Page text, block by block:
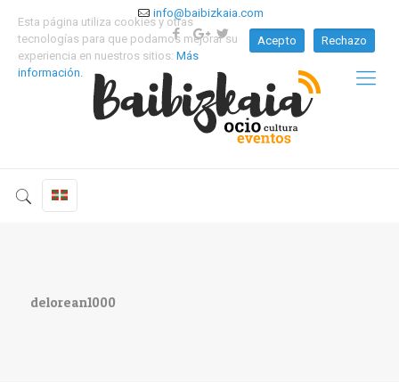
info@baibizkaia.com
delorean1000
Esta página utiliza cookies y otras
tecnologías para que podamos mejorar su
experiencia en nuestros sitios: Más
información.
Acepto Rechazo